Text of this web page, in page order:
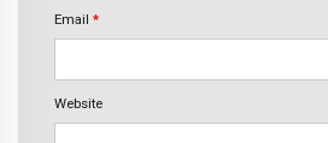
Email *
Website